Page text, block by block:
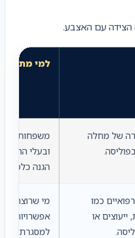
הצידה עם האצבע.
למי
של מחלה
משפחות,
ובעלי
הגנה כלכלית.
כמו
ייעוצים או
מי שרוצה
אפשרויות
למסגרת